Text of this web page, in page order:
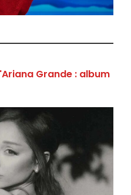
Grande : album